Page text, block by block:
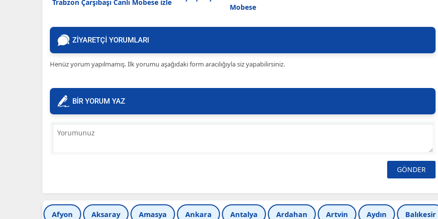
Trabzon Çarşıbaşı Canlı Mobese izle
Mobese
ZİYARETÇİ YORUMLARI
Henüz yorum yapılmamış. İlk yorumu aşağıdaki form aracılığıyla siz yapabilirsiniz.
BİR YORUM YAZ
Afyon Aksaray Amasya Ankara Antalya Ardahan Artvin Aydın Balıkesir